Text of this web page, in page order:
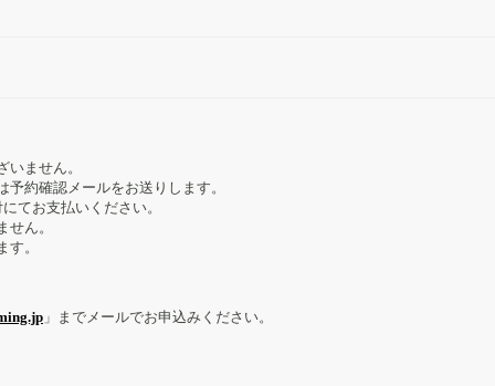
ません。
約確認メールをお送りします。
てお支払いください。
ん。
。
」までメールでお申込みください。